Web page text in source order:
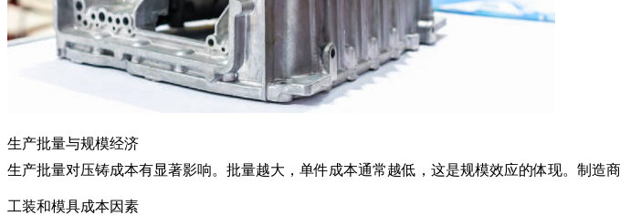
生产批量与规模经济
生产批量对压铸成本有显著影响。批量越大，单件成本通常越低，这是规模效应的体现。制造
工装和模具成本因素